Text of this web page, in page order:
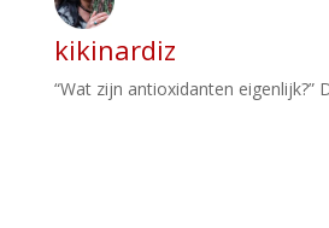
kikinardiz
“Wat zijn antioxidanten eigenlijk?”